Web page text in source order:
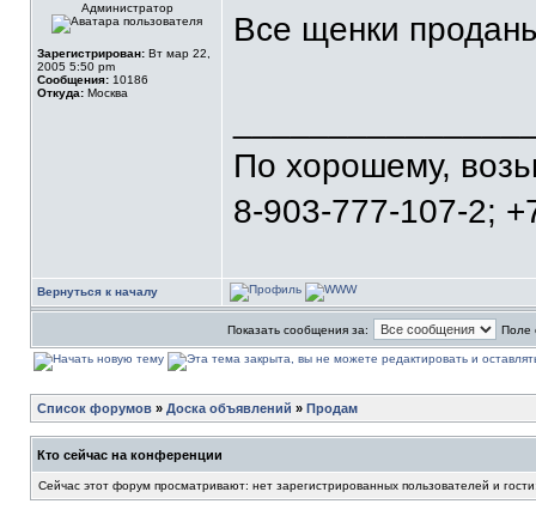
Администратор
Зарегистрирован: Вт мар 22,
2005 5:50 pm
Сообщения: 10186
Откуда: Москва
Все щенки
По хорошему,
8-903-777-107-2;
Вернуться к началу
Показать сообщения за: Поле
Список форумов » Доска объявлений » Продам
Кто сейчас на конференции
Сейчас этот форум просматривают: нет зарегистрированных пользователей и